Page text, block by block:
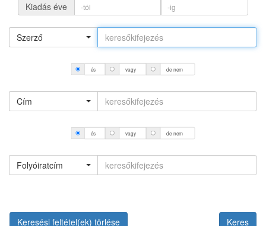
Kiadás éve
Szerző
és vagy de nem
Cím
és vagy de nem
Folyóiratcím
Keresési feltétel(ek) törlése